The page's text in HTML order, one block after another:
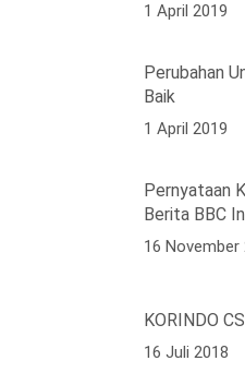
1 April 2019
Perubahan
Baik
1 April 2019
Pernyataan
Berita BBC
16 November
KORINDO
16 Juli 2018